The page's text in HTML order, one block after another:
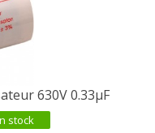
630V 0.33µF
stock